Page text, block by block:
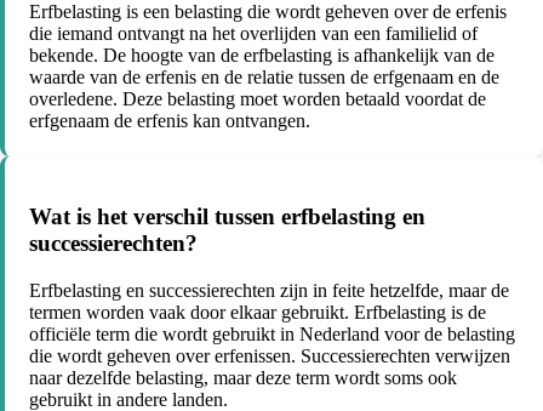
Erfbelasting is een belasting die wordt geheven over de erfenis
die iemand ontvangt na het overlijden van een familielid of
bekende. De hoogte van de erfbelasting is afhankelijk van de
waarde van de erfenis en de relatie tussen de erfgenaam en de
overledene. Deze belasting moet worden betaald voordat de
erfgenaam de erfenis kan ontvangen.
Wat is het verschil tussen erfbelasting en
successierechten?
Erfbelasting en successierechten zijn in feite hetzelfde, maar de
termen worden vaak door elkaar gebruikt. Erfbelasting is de
officiële term die wordt gebruikt in Nederland voor de belasting
die wordt geheven over erfenissen. Successierechten verwijzen
naar dezelfde belasting, maar deze term wordt soms ook
gebruikt in andere landen.